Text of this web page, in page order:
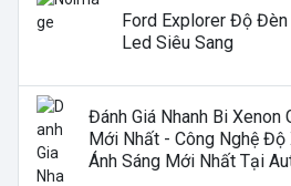
Ford Explorer Độ
Led Siêu Sang
Đánh Giá Nhanh Bi Xenon
Mới Nhất - Công Nghệ
Ánh Sáng Mới Nhất Tại